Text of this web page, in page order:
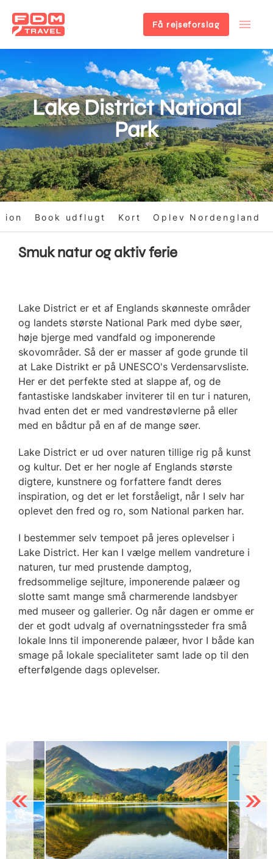
hovedindhold
Få rejseforslag
Lake District National
Park
Book udflugt Kort Oplev Nordengland
Smuk natur og aktiv ferie
Lake District er et af Englands skønneste områder
og landets største National Park med dybe søer,
høje bjerge med vandfald og imponerende
skovområder. Så der er masser af gode grunde til
at Lake Distrikt er på UNESCO's Verdensarvsliste.
Her er det perfekte sted at slappe af, og de
fantastiske landskaber inviterer til en tur i naturen,
hvad enten det er med vandrestøvlerne på eller
med en bådtur på en af de mange søer.
Lake District er ud over naturen tillige rig på kunst
og kultur. Det er her nogle af Englands største
digtere, kunstnere og forfattere fandt deres
inspiration, og det er let forståeligt, når I selv har
oplevet den fred og ro, som National parken har.
I bestemmer selv tempoet på jeres oplevelser i
Lake District. Her kan I vælge mellem vandreture i
naturen, tur med prustende damptog,
fredsommelige sejlture, imponerende palæer og
slotte samt mange små charmerende landsbyer
med museer og gallerier. Og når dagen er omme er
der et godt udvalg af overnatningssteder fra små
lokale Inns til imponerende palæer, hvor I både kan
smage på lokale specialiteter samt lade op til den
efterfølgende dags oplevelser.
Previous Next